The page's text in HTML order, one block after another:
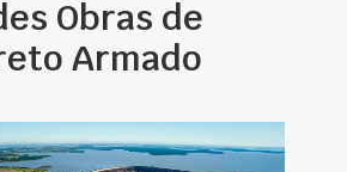
Obras de
Armado